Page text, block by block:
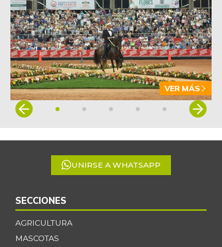
VER MÁS
Item
5
UNIRSE A WHATSAPP
SECCIONES
AGRICULTURA
MASCOTAS